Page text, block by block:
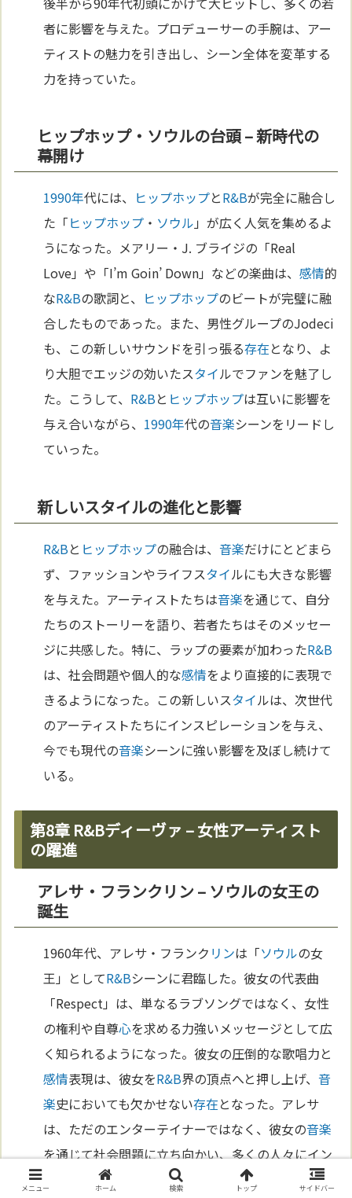
者に影響を与えた。プロデューサーの手腕は、アー
ティストの魅力を引き出し、シーン全体を変革する
力を持っていた。
ヒップホップ・ソウルの台頭 – 新時代の
幕開け
1990年代には、 ヒップホップとR&Bが完全に融合し
た「ヒップホップ ・ ソウル 」が広く人気を集めるよ
うになった。メアリー・J. ブライジの「Real
Love」や「I’m Goin’ Down」などの楽曲は、感情的
なR&Bの歌詞と、 ヒップホップのビートが完璧に融
合したものであった。また、男性グループのJodeci
も、この新しいサウンドを引っ張る存在となり、よ
り大胆でエッジの効いたスタイルでファンを魅了し
た。こうして、 R&Bと ヒップホップは互いに影響を
与え合いながら、 1990年代の音楽シーンをリードし
ていった。
新しいスタイルの進化と影響
R&Bと ヒップホップの融合は、音楽だけにとどまら
ず、ファッションやライフスタイルにも大きな影響
を与えた。アーティストたちは音楽を通じて、自分
たちのストーリーを語り、若者たちはそのメッセー
ジに共感した。特に、ラップの要素が加わったR&B
は、社会問題や個人的な感情をより直接的に表現で
きるようになった。この新しいスタイルは、次世代
のアーティストたちにインスピレーションを与え、
今でも現代の音楽シーンに強い影響を及ぼし続けて
いる。
第8章 R&Bディーヴァ – 女性アーティスト
の躍進
アレサ・フランクリン – ソウルの女王の
誕生
1960年代、アレサ・フランク リンは「ソウルの女
王」としてR&Bシーンに君臨した。彼女の代表曲
「Respect」は、単なるラブソングではなく、女性
の権利や自尊心を求める力強いメッセージとして広
く知られるようになった。彼女の圧倒的な歌唱力と
感情表現は、彼女をR&B界の頂点へと押し上げ、音
楽史においても欠かせない存在となった。アレサ
は、ただのエンターテイナーではなく、彼女の音楽
を通じて社会問題に立ち向かい、多くの人々にイン
スピレーションを与え続けた。
メニュー ホーム 検索 トップ サイドバー